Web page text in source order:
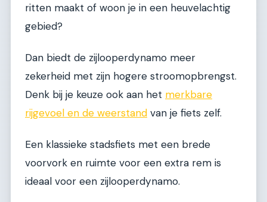
ritten maakt of woon je in een heuvelachtig
gebied?
Dan biedt de zijlooperdynamo meer
zekerheid met zijn hogere stroomopbrengst.
Denk bij je keuze ook aan het merkbare
rijgevoel en de weerstand van je fiets zelf.
Een klassieke stadsfiets met een brede
voorvork en ruimte voor een extra rem is
ideaal voor een zijlooperdynamo.